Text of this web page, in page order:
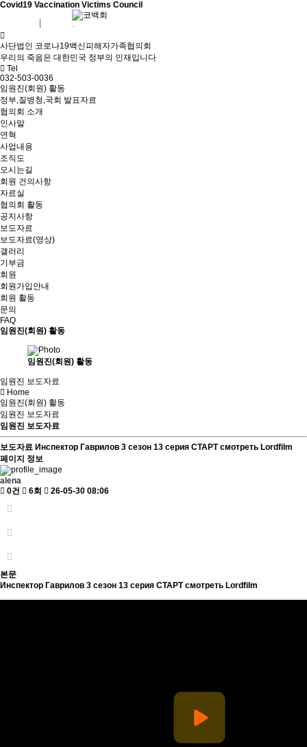
Covid19 Vaccination Victims Council
사단법인 코로나19백신피해자가족협의회
우리의 죽음은 대한민국 정부의 인재입니다
Tel
032-503-0036
임원진(회원) 활동
정부,질병청,국회 발표자료
협의회 소개
인사말
연혁
사업내용
조직도
오시는길
회원 건의사항
자료실
협의회 활동
공지사항
보도자료
보도자료(영상)
갤러리
기부금
회원
회원가입안내
회원 활동
문의
FAQ
임원진(회원) 활동
임원진(회원) 활동
임원진 보도자료
Home
임원진(회원) 활동
임원진 보도자료
임원진 보도자료
보도자료 Инспектор Гаврилов 3 сезон 13 серия СТАРТ смотреть Lordfilm
페이지 정보
alena
0건
6회 26-05-30 08:06
본문
Инспектор Гаврилов 3 сезон 13 серия СТАРТ смотреть Lordfilm